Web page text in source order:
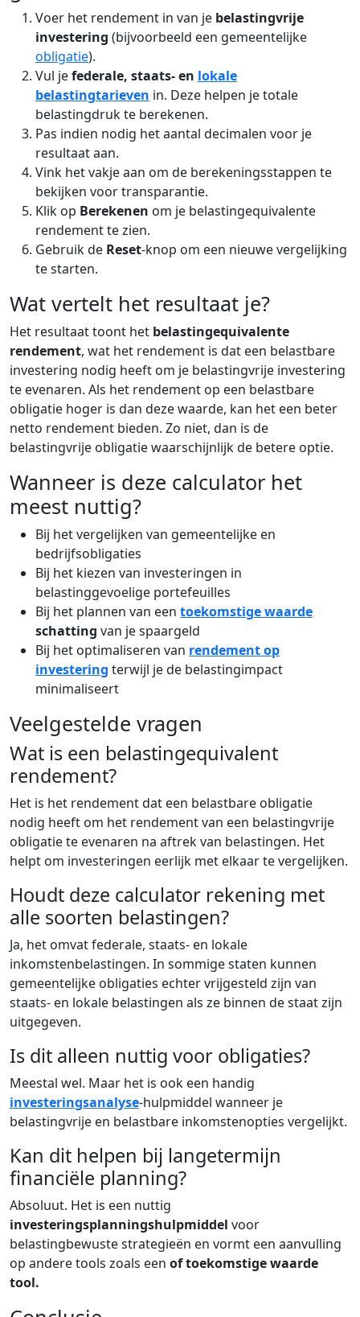
Voer het rendement in van je belastingvrije
investering (bijvoorbeeld een gemeentelijke
obligatie).
Vul jefederale, staats- en lokale
belastingtarieven in. Deze helpen je totale
belastingdruk te berekenen.
Pas indien nodig het aantal decimalen voor je
resultaat aan.
Vink het vakje aan om de berekeningsstappen te
bekijken voor transparantie.
Klik op Berekenen om je belastingequivalente
rendement te zien.
Gebruik de Reset-knop om een nieuwe vergelijking
te starten.
Wat vertelt het resultaat je?
Het resultaat toont het belastingequivalente
rendement, wat het rendement is dat een belastbare
investering nodig heeft om je belastingvrije investering
te evenaren. Als het rendement op een belastbare
obligatie hoger is dan deze waarde, kan het een beter
netto rendement bieden. Zo niet, dan is de
belastingvrije obligatie waarschijnlijk de betere optie.
Wanneer is deze calculator het
meest nuttig?
Bij het vergelijken van gemeentelijke en
bedrijfsobligaties
Bij het kiezen van investeringen in
belastinggevoelige portefeuilles
Bij het plannen van een toekomstige waarde
schatting van je spaargeld
Bij het optimaliseren van rendement op
investering terwijl je de belastingimpact
minimaliseert
Veelgestelde vragen
Wat is een belastingequivalent
rendement?
Het is het rendement dat een belastbare obligatie
nodig heeft om het rendement van een belastingvrije
obligatie te evenaren na aftrek van belastingen. Het
helpt om investeringen eerlijk met elkaar te vergelijken.
Houdt deze calculator rekening met
alle soorten belastingen?
Ja, het omvat federale, staats- en lokale
inkomstenbelastingen. In sommige staten kunnen
gemeentelijke obligaties echter vrijgesteld zijn van
staats- en lokale belastingen als ze binnen de staat zijn
uitgegeven.
Is dit alleen nuttig voor obligaties?
Meestal wel. Maar het is ook een handig
investeringsanalyse-hulpmiddel wanneer je
belastingvrije en belastbare inkomstenopties vergelijkt.
Kan dit helpen bij langetermijn
financiële planning?
Absoluut. Het is een nuttig
investeringsplanningshulpmiddel voor
belastingbewuste strategieën en vormt een aanvulling
op andere tools zoals een oftoekomstige waarde
tool.